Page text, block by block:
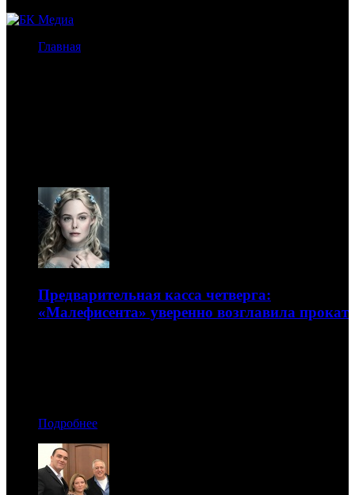
Главная
Предварительная касса четверга:
«Малефисента» уверенно возглавила прокат
Подробнее